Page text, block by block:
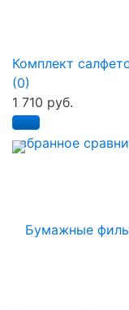
избранное
Комплект
(0)
1 710 руб.